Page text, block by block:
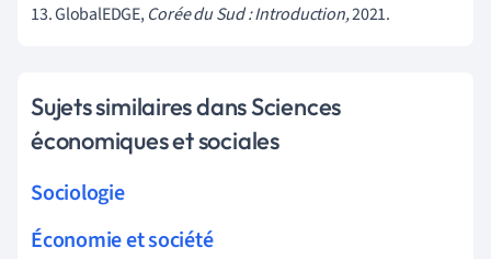
13. GlobalEDGE,Corée du Sud : Introduction,2021.
Sujets similaires dans Sciences
économiques et sociales
Sociologie
Économie et société